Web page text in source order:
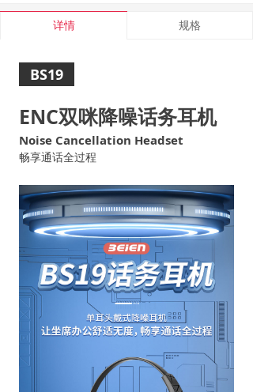
详情 规格
BS19
ENC双咪降噪话务耳机
Noise Cancellation Headset
畅享通话全过程